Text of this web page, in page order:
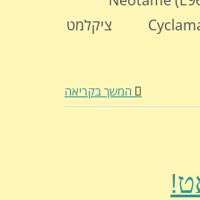
ניאוטם Sucralose (E955) סוכרלוז Cyclamate (E952) ציקלמט
המשך בקריאה